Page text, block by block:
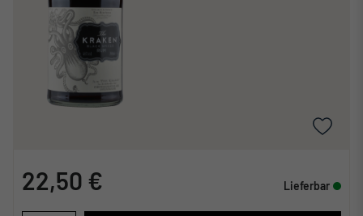
22,50 € Lieferbar